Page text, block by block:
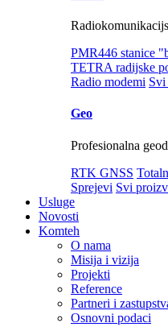
PMR446 stanice
TETRA radijske
Radio modemi
Geo
Profesionalna
RTK GNSS
Sprejevi Svi
Usluge
Novosti
Komteh
O nama
Misija i vizija
Projekti
Reference
Partneri i
Osnovni podaci